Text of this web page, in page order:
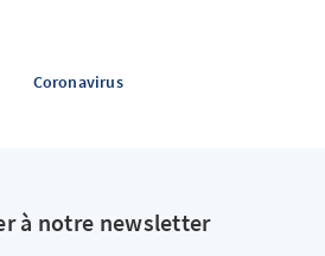
Coronavirus
à notre newsletter